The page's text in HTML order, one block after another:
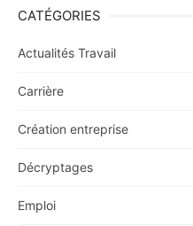
CATÉGORIES
Actualités Travail
Carrière
Création entreprise
Décryptages
Emploi